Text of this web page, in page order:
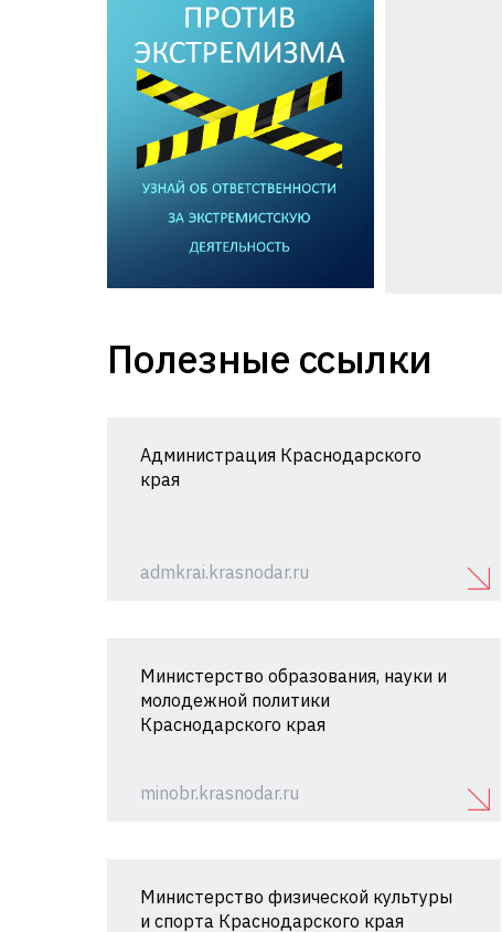
Полезные ссылки
Администрация Краснодарского
края
admkrai.krasnodar.ru
Министерство образования, науки и
молодежной политики
Краснодарского края
minobr.krasnodar.ru
Министерство физической культуры
и спорта Краснодарского края